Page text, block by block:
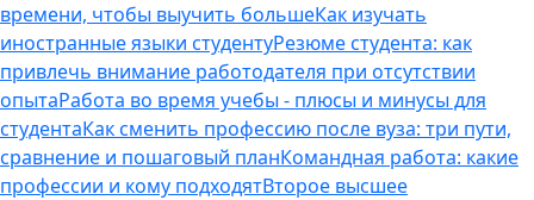
времени, чтобы выучить большеКак изучать
иностранные языки студентуРезюме студента: как
привлечь внимание работодателя при отсутствии
опытаРабота во время учебы - плюсы и минусы для
студентаКак сменить профессию после вуза: три пути,
сравнение и пошаговый планКомандная работа: какие
профессии и кому подходятВторое высшее